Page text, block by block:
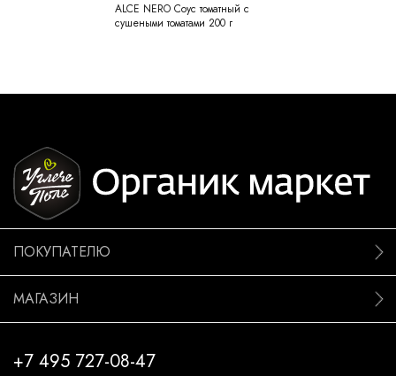
ALCE NERO Соус томатный с
cушеными томатами 200 г
ПОКУПАТЕЛЮ
МАГАЗИН
+7 495 727-08-47